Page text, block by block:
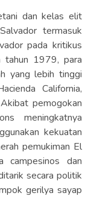
dan kelas elit
termasuk
pada kritikus
tahun 1979, para
yang lebih tinggi
California,
pemogokan
meningkatnya
kekuatan
pemukiman El
campesinos dan
secara politik
gerilya sayap